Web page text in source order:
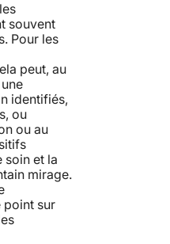
souvent
Pour les
peut, au
identifiés,
ou
ou au
soin et la
mirage.
point sur